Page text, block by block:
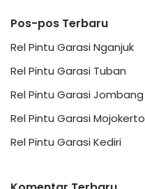
Pos-pos Terbaru
Rel Pintu Garasi Nganjuk
Rel Pintu Garasi Tuban
Rel Pintu Garasi Jombang
Rel Pintu Garasi Mojokerto
Rel Pintu Garasi Kediri